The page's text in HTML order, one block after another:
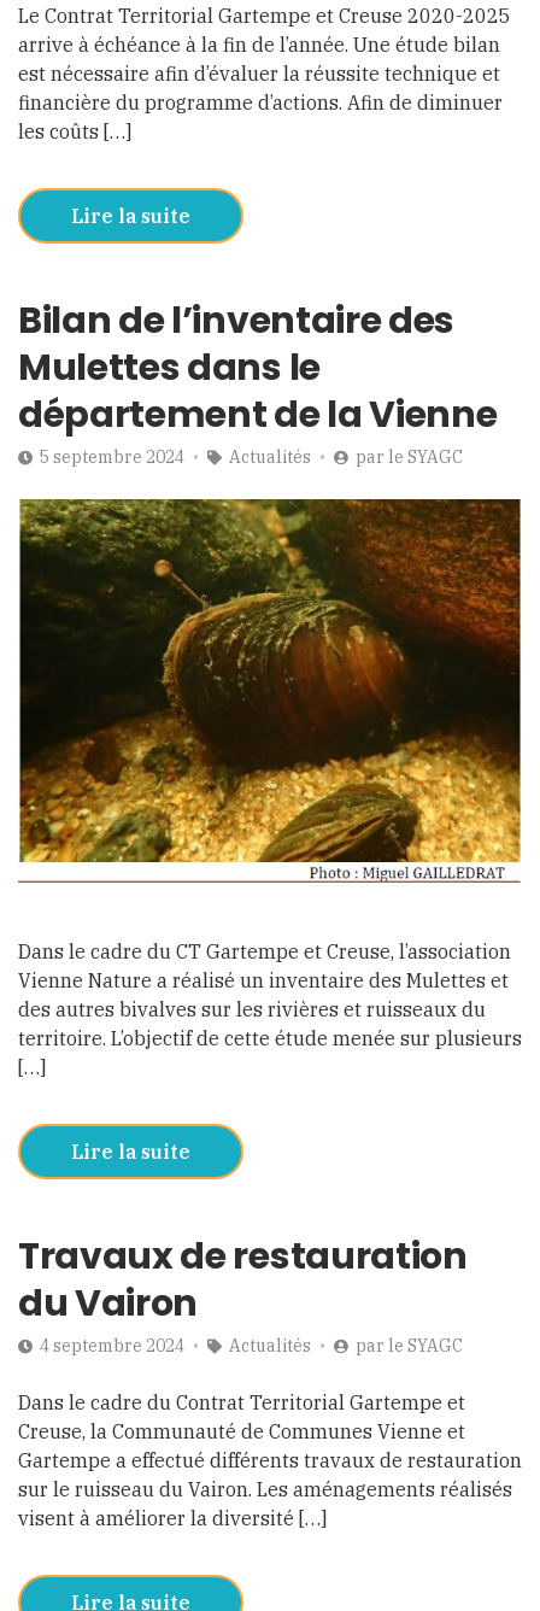
Le Contrat Territorial Gartempe et Creuse 2020-2025
arrive à échéance à la fin de l’année. Une étude bilan
est nécessaire afin d’évaluer la réussite technique et
financière du programme d’actions. Afin de diminuer
les coûts […]
Lire la suite
Bilan de l’inventaire des
Mulettes dans le
département de la Vienne
5 septembre 2024 Actualités par le SYAGC
Dans le cadre du CT Gartempe et Creuse, l’association
Vienne Nature a réalisé un inventaire des Mulettes et
des autres bivalves sur les rivières et ruisseaux du
territoire. L’objectif de cette étude menée sur plusieurs
[…]
Lire la suite
Travaux de restauration
du Vairon
4 septembre 2024 Actualités par le SYAGC
Dans le cadre du Contrat Territorial Gartempe et
Creuse, la Communauté de Communes Vienne et
Gartempe a effectué différents travaux de restauration
sur le ruisseau du Vairon. Les aménagements réalisés
visent à améliorer la diversité […]
Lire la suite